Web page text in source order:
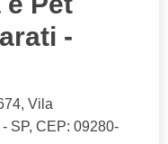
-
Vila
- SP, CEP: 09280-